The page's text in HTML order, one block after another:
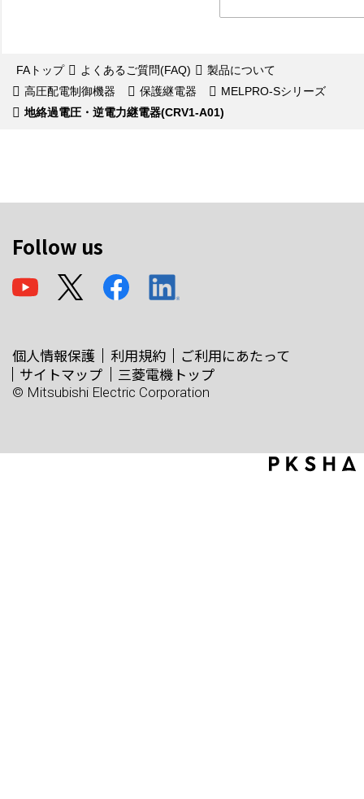
FAトップ よくあるご質問(FAQ)
製品について
高圧配電制御機器
保護継電器
MELPRO-Sシリーズ
地絡過電圧・逆電力継電器(CRV1-A01)
Follow us
個人情報保護 利用規約
ご利用にあたって
サイトマップ
三菱電機トップ
© Mitsubishi Electric Corporation